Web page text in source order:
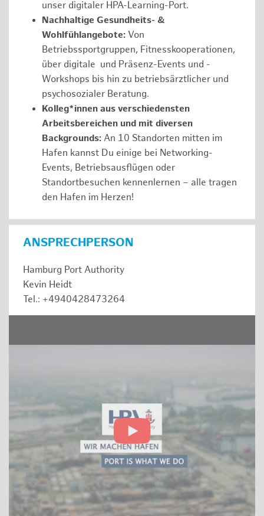
unser digitaler HPA-Learning-Port.
Nachhaltige Gesundheits- &
Wohlfühlangebote: Von
Betriebssportgruppen, Fitnesskooperationen,
über digitale und Präsenz-Events und -
Workshops bis hin zu betriebsärztlicher und
psychosozialer Beratung.
Kolleg*innen aus verschiedensten
Arbeitsbereichen und mit diversen
Backgrounds: An 10 Standorten mitten im
Hafen kannst Du einige bei Networking-
Events, Betriebsausflügen oder
Standortbesuchen kennenlernen – alle tragen
den Hafen im Herzen!
ANSPRECHPERSON
Hamburg Port Authority
Kevin Heidt
Tel.: +4940428473264